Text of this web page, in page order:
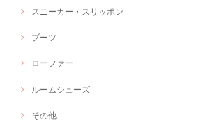
スニーカー・スリッポン
ブーツ
ローファー
ルームシューズ
その他